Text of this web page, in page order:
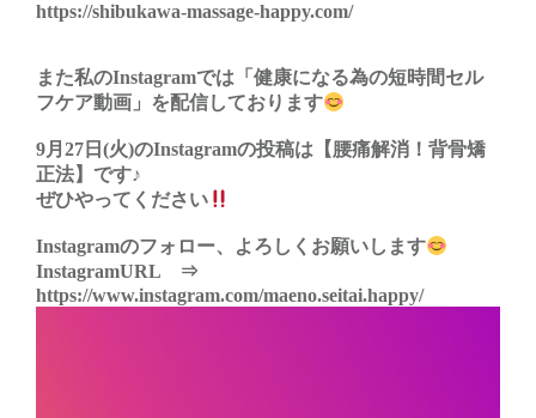
https://shibukawa-massage-happy.com/
また私のInstagramでは「健康になる為の短時間セル
フケア動画」を配信しております
9月27日(火)のInstagramの投稿は【腰痛解消！背骨矯
正法】です♪
ぜひやってください
Instagramのフォロー、よろしくお願いします
InstagramURL ⇒
https://www.instagram.com/maeno.seitai.happy/